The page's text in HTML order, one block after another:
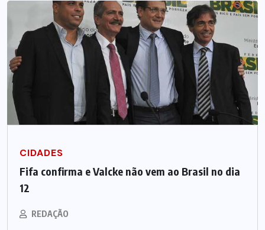
CIDADES
Fifa confirma e Valcke não vem ao Brasil no dia
12
REDAÇÃO